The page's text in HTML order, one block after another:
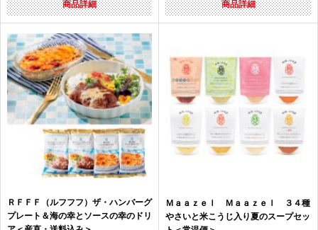
商品詳細 商品詳細
ＲＦＦＦ（ルフフフ）ザ・ハンバーグ
プレート＆海の幸とソースの幸のドリ
Ｍａａｚｅｌ Ｍａａｚｅｌ ３４種
やさいと米こうじ入り夏のスープセッ